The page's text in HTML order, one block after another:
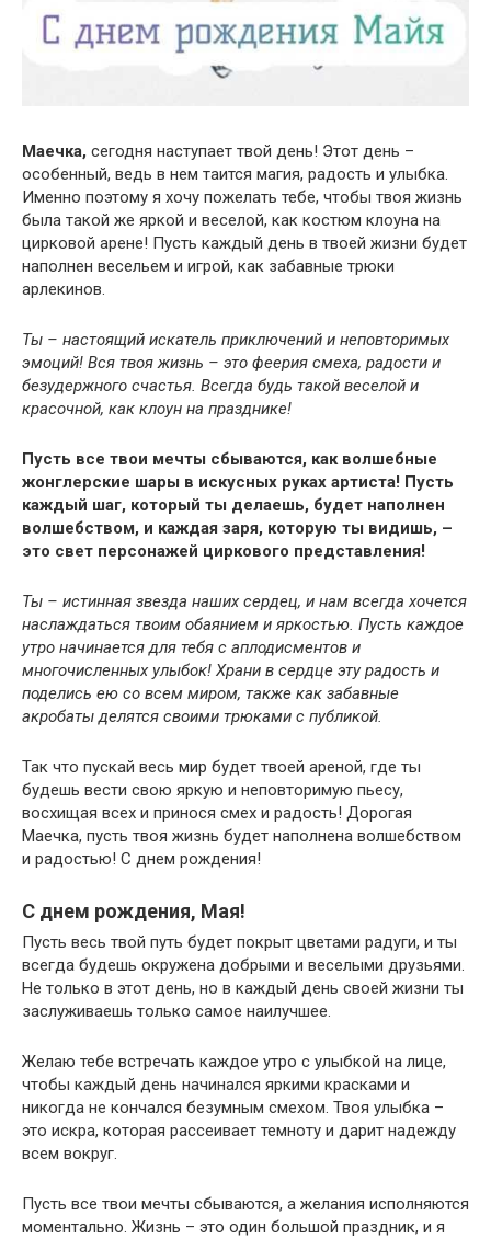
Маечка, сегодня наступает твой день! Этот день –
особенный, ведь в нем таится магия, радость и улыбка.
Именно поэтому я хочу пожелать тебе, чтобы твоя жизнь
была такой же яркой и веселой, как костюм клоуна на
цирковой арене! Пусть каждый день в твоей жизни будет
наполнен весельем и игрой, как забавные трюки
арлекинов.
Ты – настоящий искатель приключений и неповторимых
эмоций! Вся твоя жизнь – это феерия смеха, радости и
безудержного счастья. Всегда будь такой веселой и
красочной, как клоун на празднике!
Пусть все твои мечты сбываются, как волшебные
жонглерские шары в искусных руках артиста! Пусть
каждый шаг, который ты делаешь, будет наполнен
волшебством, и каждая заря, которую ты видишь, –
это свет персонажей циркового представления!
Ты – истинная звезда наших сердец, и нам всегда хочется
наслаждаться твоим обаянием и яркостью. Пусть каждое
утро начинается для тебя с аплодисментов и
многочисленных улыбок! Храни в сердце эту радость и
поделись ею со всем миром, также как забавные
акробаты делятся своими трюками с публикой.
Так что пускай весь мир будет твоей ареной, где ты
будешь вести свою яркую и неповторимую пьесу,
восхищая всех и принося смех и радость! Дорогая
Маечка, пусть твоя жизнь будет наполнена волшебством
и радостью! С днем рождения!
С днем рождения, Мая!
Пусть весь твой путь будет покрыт цветами радуги, и ты
всегда будешь окружена добрыми и веселыми друзьями.
Не только в этот день, но в каждый день своей жизни ты
заслуживаешь только самое наилучшее.
Желаю тебе встречать каждое утро с улыбкой на лице,
чтобы каждый день начинался яркими красками и
никогда не кончался безумным смехом. Твоя улыбка –
это искра, которая рассеивает темноту и дарит надежду
всем вокруг.
Пусть все твои мечты сбываются, а желания исполняются
моментально. Жизнь – это один большой праздник, и я